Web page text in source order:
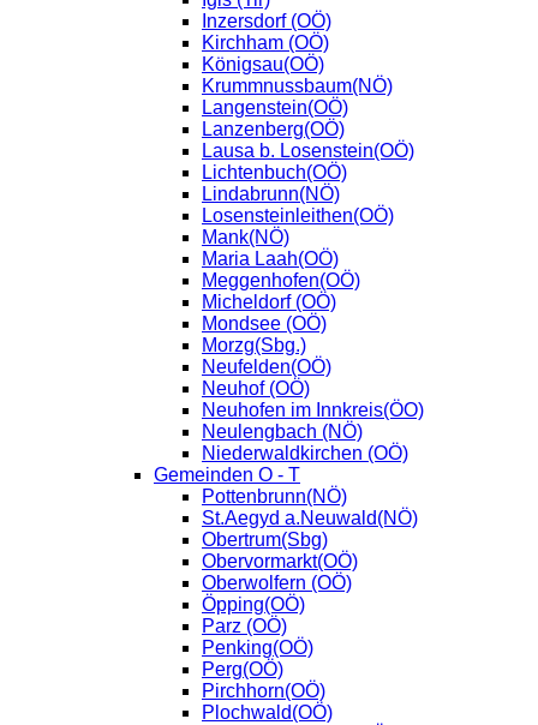
Inzersdorf (OÖ)
Kirchham (OÖ)
Königsau(OÖ)
Krummnussbaum(NÖ)
Langenstein(OÖ)
Lanzenberg(OÖ)
Lausa b. Losenstein(OÖ)
Lichtenbuch(OÖ)
Lindabrunn(NÖ)
Losensteinleithen(OÖ)
Mank(NÖ)
Maria Laah(OÖ)
Meggenhofen(OÖ)
Micheldorf (OÖ)
Mondsee (OÖ)
Morzg(Sbg.)
Neufelden(OÖ)
Neuhof (OÖ)
Neuhofen im Innkreis(ÖO)
Neulengbach (NÖ)
Niederwaldkirchen (OÖ)
Gemeinden O - T
Pottenbrunn(NÖ)
St.Aegyd a.Neuwald(NÖ)
Obertrum(Sbg)
Obervormarkt(OÖ)
Oberwolfern (OÖ)
Öpping(OÖ)
Parz (OÖ)
Penking(OÖ)
Perg(OÖ)
Pirchhorn(OÖ)
Plochwald(OÖ)